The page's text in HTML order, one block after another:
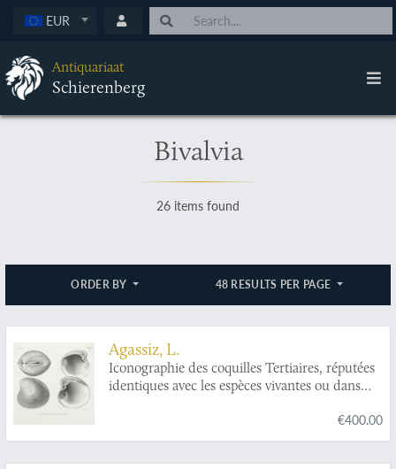
EUR
Antiquariaat
Schierenberg
Bivalvia
26 items found
ORDER BY 48 RESULTS PER PAGE
Agassiz, L.
Iconographie des coquilles Tertiaires, réputées
identiques avec les espèces vivantes ou dans
accompagnée de la description des espèces
nouvelles.
€400.00